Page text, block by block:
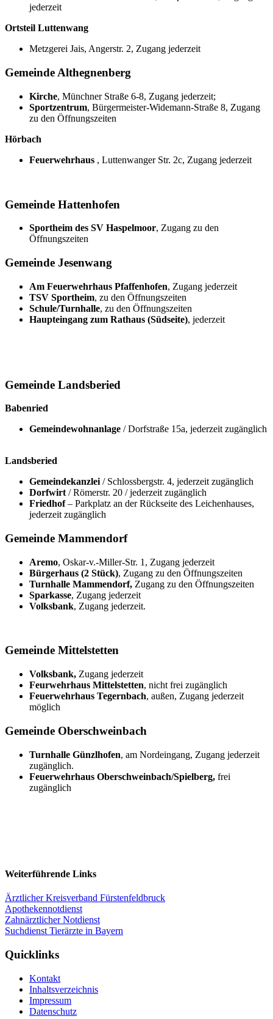
jederzeit
Ortsteil Luttenwang
Metzgerei Jais, Angerstr. 2, Zugang jederzeit
Gemeinde Althegnenberg
Kirche, Münchner Straße 6-8, Zugang jederzeit;
Sportzentrum, Bürgermeister-Widemann-Straße 8, Zugang
zu den Öffnungszeiten
Hörbach
Feuerwehrhaus , Luttenwanger Str. 2c, Zugang jederzeit
Gemeinde Hattenhofen
Sportheim des SV Haspelmoor, Zugang zu den
Öffnungszeiten
Gemeinde Jesenwang
Am Feuerwehrhaus Pfaffenhofen, Zugang jederzeit
TSV Sportheim, zu den Öffnungszeiten
Schule/Turnhalle, zu den Öffnungszeiten
Haupteingang zum Rathaus (Südseite), jederzeit
Gemeinde Landsberied
Babenried
Gemeindewohnanlage / Dorfstraße 15a, jederzeit zugänglich
Landsberied
Gemeindekanzlei / Schlossbergstr. 4, jederzeit zugänglich
Dorfwirt / Römerstr. 20 / jederzeit zugänglich
Friedhof– Parkplatz an der Rückseite des Leichenhauses,
jederzeit zugänglich
Gemeinde Mammendorf
Aremo, Oskar-v.-Miller-Str. 1, Zugang jederzeit
Bürgerhaus (2 Stück), Zugang zu den Öffnungszeiten
Turnhalle Mammendorf, Zugang zu den Öffnungszeiten
Sparkasse, Zugang jederzeit
Volksbank, Zugang jederzeit.
Gemeinde Mittelstetten
Volksbank, Zugang jederzeit
Feurwehrhaus Mittelstetten, nicht frei zugänglich
Feuerwehrhaus Tegernbach, außen, Zugang jederzeit
möglich
Gemeinde Oberschweinbach
Turnhalle Günzlhofen, am Nordeingang, Zugang jederzeit
zugänglich.
Feuerwehrhaus Oberschweinbach/Spielberg, frei
zugänglich
Weiterführende Links
Ärztlicher Kreisverband Fürstenfeldbruck
Apothekennotdienst
Zahnärztlicher Notdienst
Suchdienst Tierärzte in Bayern
Quicklinks
Kontakt
Inhaltsverzeichnis
Impressum
Datenschutz